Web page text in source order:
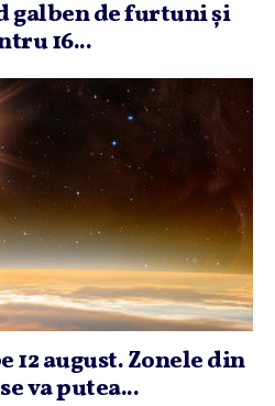
galben de furtuni şi
16...
12 august. Zonele din
va putea...